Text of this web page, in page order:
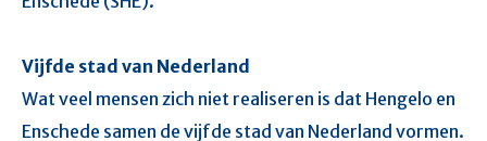
Vijfde stad van Nederland
Wat veel mensen zich niet realiseren is dat Hengelo en
Enschede samen de vijfde stad van Nederland vormen.